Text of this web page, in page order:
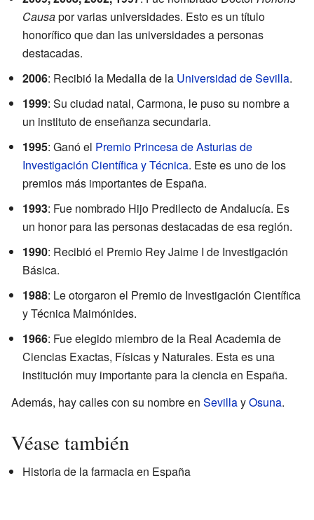
Causapor varias universidades. Esto es un título
honorífico que dan las universidades a personas
destacadas.
2006: Recibió la Medalla de la Universidad de Sevilla.
1999: Su ciudad natal, Carmona, le puso su nombre a
un instituto de enseñanza secundaria.
1995: Ganó el Premio Princesa de Asturias de
Investigación Científica y Técnica. Este es uno de los
premios más importantes de España.
1993: Fue nombrado Hijo Predilecto de Andalucía. Es
un honor para las personas destacadas de esa región.
1990: Recibió el Premio Rey Jaime I de Investigación
Básica.
1988: Le otorgaron el Premio de Investigación Científica
y Técnica Maimónides.
1966: Fue elegido miembro de la Real Academia de
Ciencias Exactas, Físicas y Naturales. Esta es una
institución muy importante para la ciencia en España.
Además, hay calles con su nombre en SevillayOsuna.
Véase también
Historia de la farmacia en España